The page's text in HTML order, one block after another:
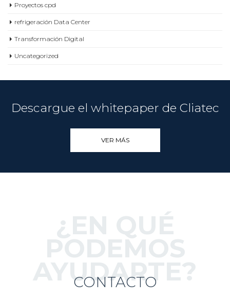
Proyectos cpd
refrigeración Data Center
Transformación Digital
Uncategorized
Descargue el whitepaper de Cliatec
VER MÁS
AYUDARTE?
CONTACTO